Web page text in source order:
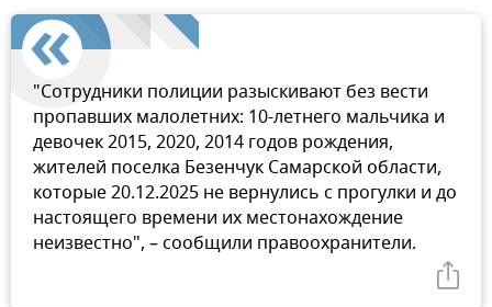
"Сотрудники полиции разыскивают без вести
пропавших малолетних: 10-летнего мальчика и
девочек 2015, 2020, 2014 годов рождения,
жителей поселка Безенчук Самарской области,
которые 20.12.2025 не вернулись с прогулки и до
настоящего времени их местонахождение
неизвестно", – сообщили правоохранители.